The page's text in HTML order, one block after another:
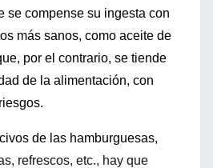
se compense su ingesta con
más sanos, como aceite de
por el contrario, se tiende
de la alimentación, con
de las hamburguesas,
refrescos, etc., hay que